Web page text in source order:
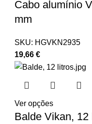
Cabo alumínio
mm
SKU: HGVKN2935
19,66 €
Ver opções
Balde Vikan, 12